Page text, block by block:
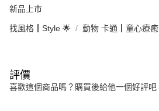
新品上市
找風格┃Style 🌟 動物 卡通┃童心療癒
評價
喜歡這個商品嗎？購買後給他一個好評吧